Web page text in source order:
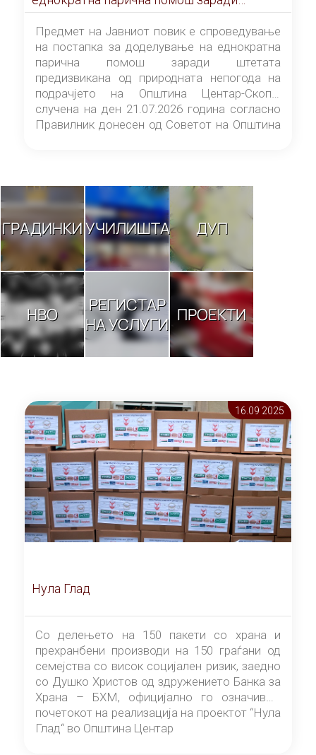
штетата предизвикана од природната
непогода на подрачјето на Општина
Центар-Скопје случена на ден 21.07.2026
година
Предмет на Јавниот повик е спроведување
на постапка за доделување на еднократна
парична помош заради штетата
предизвикана од природната непогода на
подрачјето на Општина Центар-Скопје
случена на ден 21.07.2026 година согласно
Правилник донесен од Советот на Општина
ГРАДИНКИУЧИЛИШТА ДУП
НВО
РЕГИСТАР
НА УСЛУГИ ПРОЕКТИ
16.09 2025
Нула Глад
Со делењето на 150 пакети со храна и
прехранбени производи на 150 граѓани од
семејства со висок социјален ризик, заедно
со Душко Христов од здружението Банка за
Храна – БХМ, официјално го означивме
почетокот на реализација на проектот “Нула
Глад“ во Општина Центар